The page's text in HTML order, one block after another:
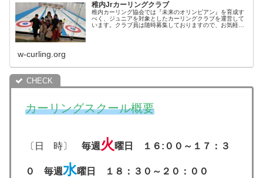
稚内Jrカーリングクラブ
稚内カーリング協会では『未来のオリンピアン』を育成す
べく、ジュニアを対象としたカーリングクラブを運営して
います。クラブ員は随時募集しておりますので、お気軽に
w-curling.org
カーリングスクール概要
〔日 時〕 毎週 火 曜日 １６:００～１７：３
０ 毎週水曜日 １８：３０～２０：００